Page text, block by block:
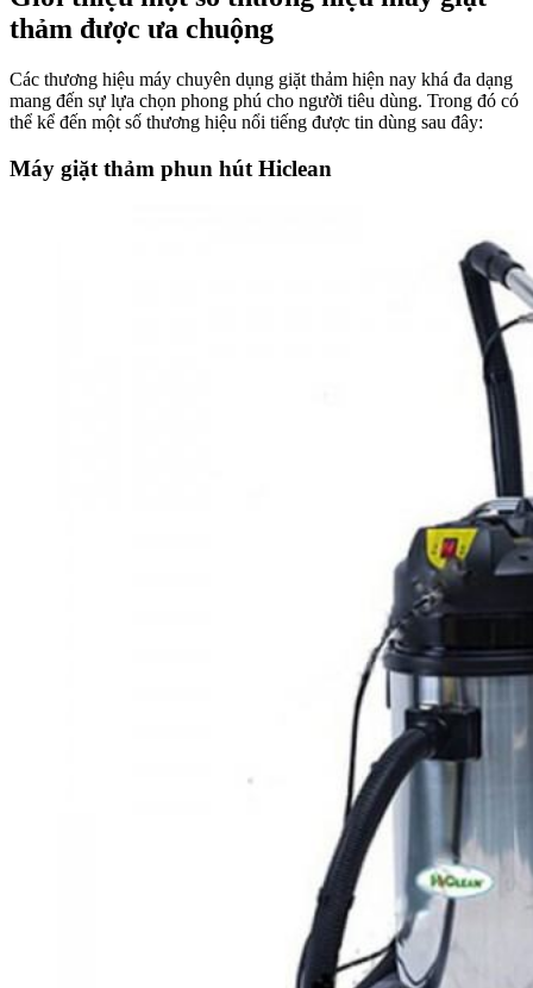
thảm được ưa chuộng
Các thương hiệu máy chuyên dụng giặt thảm hiện nay khá đa dạng
mang đến sự lựa chọn phong phú cho người tiêu dùng. Trong đó có
thể kể đến một số thương hiệu nổi tiếng được tin dùng sau đây:
Máy giặt thảm phun hút Hiclean